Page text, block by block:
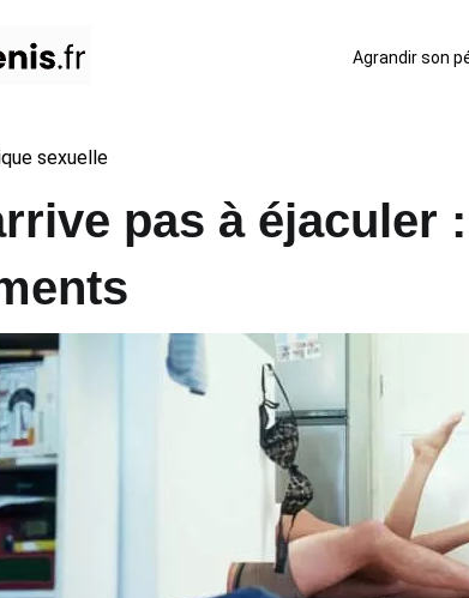
Agrandir son
sexuelle
pas à éjaculer